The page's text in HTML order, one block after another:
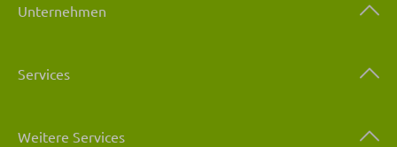
Unternehmen
Services
Weitere Services